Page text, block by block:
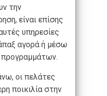
την
είναι επίσης
υπηρεσίες
αγορά ή μέσω
προγραμμάτων.
οι πελάτες
ποικιλία στην